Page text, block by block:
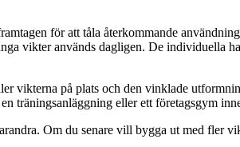
för att tåla återkommande
vikter används dagligen. De individuella
vikterna på plats och den vinklade
träningsanläggning eller ett företagsgym
Om du senare vill bygga ut med fler